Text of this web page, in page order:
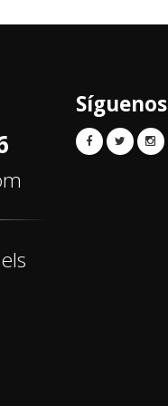
Síguenos